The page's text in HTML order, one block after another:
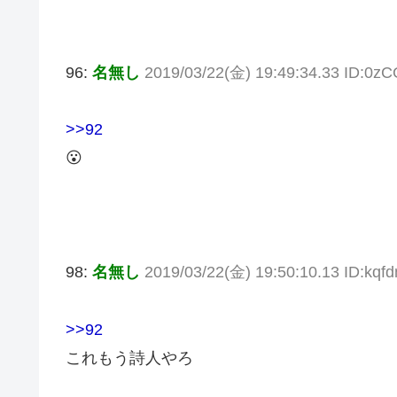
96: 名無し 2019/03/22(金) 19:49:34.33
>>92
😮
98: 名無し 2019/03/22(金) 19:50:10.13
>>92
これもう詩人やろ